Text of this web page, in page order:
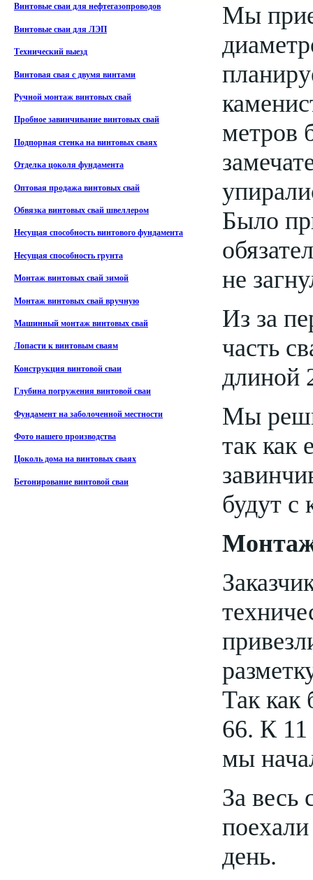
Винтовые сваи для нефтегазопроводов
Винтовые сваи для ЛЭП
Технический выезд
Винтовая свая с двумя винтами
Ручной монтаж винтовых свай
Пробное завинчивание винтовых свай
Подпорная стенка на винтовых сваях
Отделка цоколя фундамента
Оптовая продажа винтовых свай
Обвязка винтовых свай швеллером
Несущая способность винтового фундамента
Несущая способность грунта
Монтаж винтовых свай зимой
Монтаж винтовых свай вручную
Машинный монтаж винтовых свай
Лопасти к винтовым сваям
Конструкция винтовой сваи
Глубина погружения винтовой сваи
Фундамент на заболоченной местности
Фото нашего производства
Цоколь дома на винтовых сваях
Бетонирование винтовой сваи
Мы
метров
Было
не
Из за
часть
длиной
Мы
так как
будут с
Так
66. К 11
мы
За весь
день.